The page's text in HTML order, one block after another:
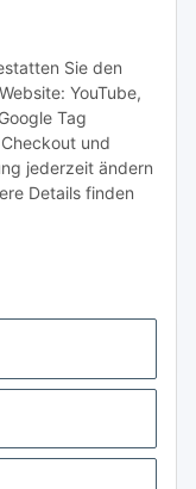
Sie den
YouTube,
Tag
und
jederzeit ändern
Details finden
widerruflich
Abonnieren